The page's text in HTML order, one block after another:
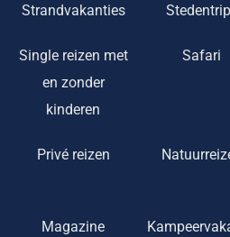
Strandvakanties
Single reizen met
en zonder
kinderen
Safari
Privé reizen
Magazine